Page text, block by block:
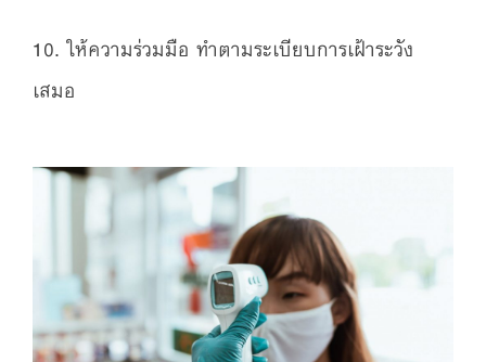
10. ให้ความร่วมมือ ทำตามระเบียบการเฝ้าระวัง
เสมอ